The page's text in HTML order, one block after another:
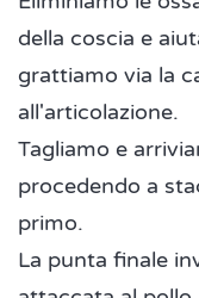
della coscia e
grattiamo via la
all'articolazione.
Tagliamo e
procedendo a
primo.
La punta finale